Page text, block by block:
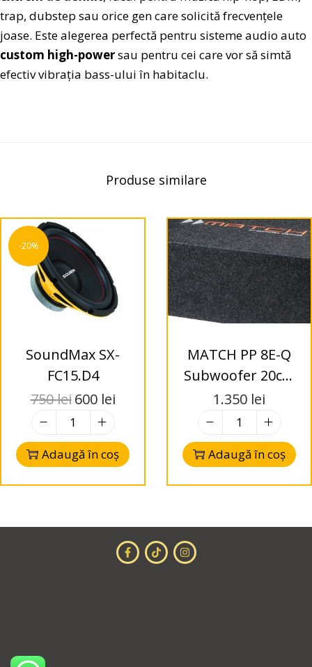
trap, dubstep sau orice gen care solicită frecvențele
joase. Este alegerea perfectă pentru sisteme audio auto
custom high-powersau pentru cei care vor să simtă
efectiv vibrația bass-ului în habitaclu.
Produse similare
-20%
SoundMax SX-
FC15.D4
750lei 600 lei
Adaugă în coș
MATCH PP 8E-Q
Subwoofer 20cm
Plug & Play in
carcasa compacta
cu aerisire
1.350 lei
Adaugă în coș